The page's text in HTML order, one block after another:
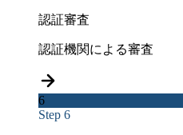
認証審査
認証機関による審査
6
Step 6